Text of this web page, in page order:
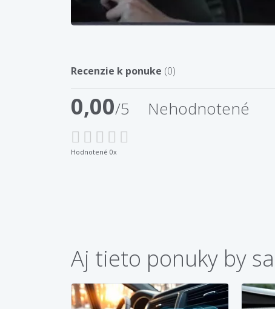
Recenzie k ponuke (0)
0,00/5 Nehodnotené
Hodnotené 0x
Aj tieto ponuky by